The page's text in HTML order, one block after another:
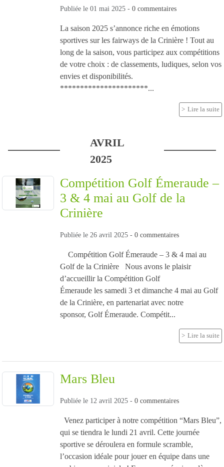
Publiée le 01 mai 2025 - 0 commentaires
La saison 2025 s’annonce riche en émotions
sportives sur les fairways de la Crinière ! Tout au
long de la saison, vous participez aux compétitions
de votre choix : de classements, ludiques, selon vos
envies et disponibilités.
**********************...
Lire la suite
AVRIL
2025
Compétition Golf Émeraude –
3 & 4 mai au Golf de la
Crinière
Publiée le 26 avril 2025 - 0 commentaires
Compétition Golf Émeraude – 3 & 4 mai au
Golf de la Crinière Nous avons le plaisir
d’accueillir la Compétition Golf
Émeraude les samedi 3 et dimanche 4 mai au Golf
de la Crinière, en partenariat avec notre
sponsor, Golf Émeraude. Compétit...
Lire la suite
Mars Bleu
Publiée le 12 avril 2025 - 0 commentaires
Venez participer à notre compétition “Mars Bleu”,
qui se tiendra le lundi 21 avril. Cette journée
sportive se déroulera en formule scramble,
l’occasion idéale pour jouer en équipe dans une